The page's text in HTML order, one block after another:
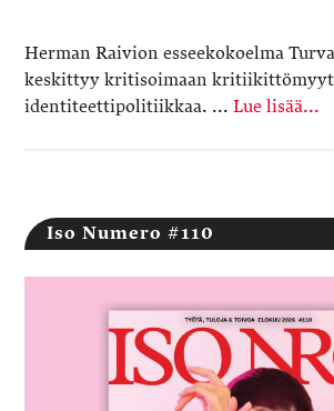
Herman Raivion esseekokoelma
keskittyy kritisoimaan
identiteettipolitiikkaa. ...Lue lisää...
Iso Numero #110